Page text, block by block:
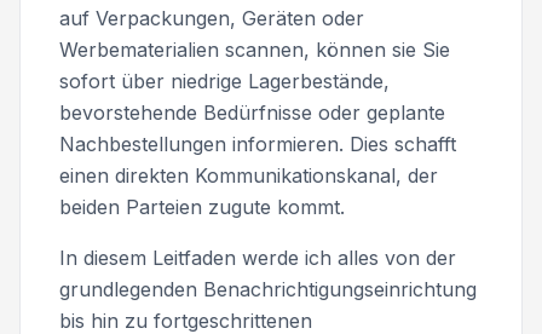
auf Verpackungen, Geräten oder
Werbematerialien scannen, können sie Sie
sofort über niedrige Lagerbestände,
bevorstehende Bedürfnisse oder geplante
Nachbestellungen informieren. Dies schafft
einen direkten Kommunikationskanal, der
beiden Parteien zugute kommt.
In diesem Leitfaden werde ich alles von der
grundlegenden Benachrichtigungseinrichtung
bis hin zu fortgeschrittenen